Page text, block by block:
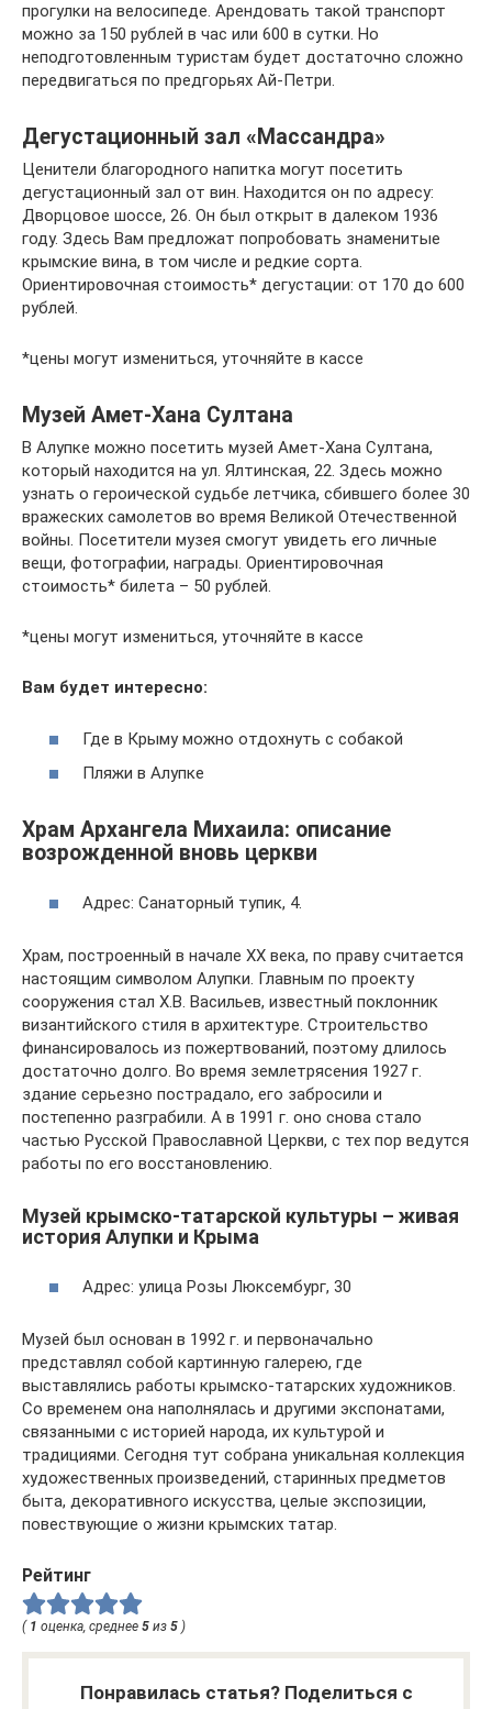
прогулки на велосипеде. Арендовать такой транспорт
можно за 150 рублей в час или 600 в сутки. Но
неподготовленным туристам будет достаточно сложно
передвигаться по предгорьях Ай-Петри.
Дегустационный зал «Массандра»
Ценители благородного напитка могут посетить
дегустационный зал от вин. Находится он по адресу:
Дворцовое шоссе, 26. Он был открыт в далеком 1936
году. Здесь Вам предложат попробовать знаменитые
крымские вина, в том числе и редкие сорта.
Ориентировочная стоимость* дегустации: от 170 до 600
рублей.
*цены могут измениться, уточняйте в кассе
Музей Амет-Хана Султана
В Алупке можно посетить музей Амет-Хана Султана,
который находится на ул. Ялтинская, 22. Здесь можно
узнать о героической судьбе летчика, сбившего более 30
вражеских самолетов во время Великой Отечественной
войны. Посетители музея смогут увидеть его личные
вещи, фотографии, награды. Ориентировочная
стоимость* билета – 50 рублей.
*цены могут измениться, уточняйте в кассе
Вам будет интересно:
Где в Крыму можно отдохнуть с собакой
Пляжи в Алупке
Храм Архангела Михаила: описание
возрожденной вновь церкви
Адрес: Санаторный тупик, 4.
Храм, построенный в начале XX века, по праву считается
настоящим символом Алупки. Главным по проекту
сооружения стал Х.В. Васильев, известный поклонник
византийского стиля в архитектуре. Строительство
финансировалось из пожертвований, поэтому длилось
достаточно долго. Во время землетрясения 1927 г.
здание серьезно пострадало, его забросили и
постепенно разграбили. А в 1991 г. оно снова стало
частью Русской Православной Церкви, с тех пор ведутся
работы по его восстановлению.
Музей крымско-татарской культуры – живая
история Алупки и Крыма
Адрес: улица Розы Люксембург, 30
Музей был основан в 1992 г. и первоначально
представлял собой картинную галерею, где
выставлялись работы крымско-татарских художников.
Со временем она наполнялась и другими экспонатами,
связанными с историей народа, их культурой и
традициями. Сегодня тут собрана уникальная коллекция
художественных произведений, старинных предметов
быта, декоративного искусства, целые экспозиции,
повествующие о жизни крымских татар.
Рейтинг
( 1 оценка, среднее 5 из 5 )
Понравилась статья? Поделиться с